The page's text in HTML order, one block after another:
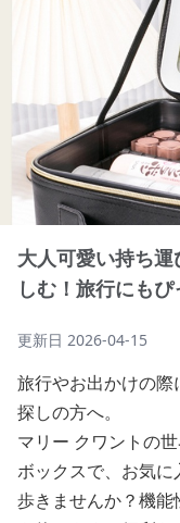
大人可愛い持ち
しむ！旅行にも
更新日 2026-04-15
旅行やお出かけの
探しの方へ。
マリー クワントの
ボックスで、お気
歩きませんか？機